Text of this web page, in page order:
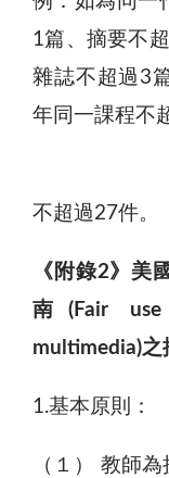
1篇、摘要不
雜誌不超過3
年同一課程不
4.同一學
不超過27件。
《附錄2》美
南(Fair
multimedia)之
1.基本原則：
（１） 教師